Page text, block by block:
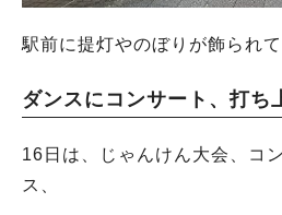
駅前に提灯やのぼりが飾られて
ダンスにコンサート、打ち
16日は、じゃんけん大会、コ
ス、